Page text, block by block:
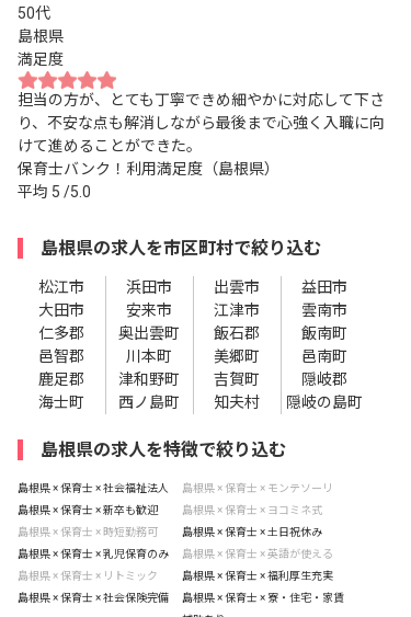
50代
島根県
満足度
担当の方が、とても丁寧できめ細やかに対応して下さ
り、不安な点も解消しながら最後まで心強く入職に向
けて進めることができた。
保育士バンク！利用満足度（島根県）
平均 5 /5.0
島根県の求人を市区町村で絞り込む
松江市 浜田市 出雲市
益田市
大田市
安来市 江津市
雲南市
仁多郡
奥出雲町 飯石郡
飯南町
邑智郡
川本町 美郷町
邑南町
鹿足郡
津和野町 吉賀町
隠岐郡
海士町
西ノ島町 知夫村 隠岐の島町
島根県の求人を特徴で絞り込む
島根県 × 保育士 × 社会福祉法人
島根県 × 保育士 × モンテソーリ
島根県 × 保育士 × 新卒も歓迎
島根県 × 保育士 × ヨコミネ式
島根県 × 保育士 × 時短勤務可
島根県 × 保育士 × 土日祝休み
島根県 × 保育士 × 乳児保育のみ
島根県 × 保育士 × 英語が使える
島根県 × 保育士 × リトミック
島根県 × 保育士 × 福利厚生充実
島根県 × 保育士 × 社会保険完備
島根県 × 保育士 × 寮・住宅・家賃